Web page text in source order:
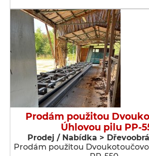
Prodám použitou
Úhlovou pilu PP-
Prodej / Nabídka >
Prodám použitou